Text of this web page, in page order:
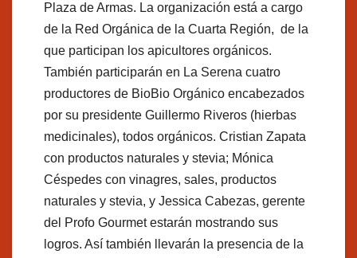
Plaza de Armas. La organización está a cargo
de la Red Orgánica de la Cuarta Región, de la
que participan los apicultores orgánicos.
También participarán en La Serena cuatro
productores de BioBio Orgánico encabezados
por su presidente Guillermo Riveros (hierbas
medicinales), todos orgánicos. Cristian Zapata
con productos naturales y stevia; Mónica
Céspedes con vinagres, sales, productos
naturales y stevia, y Jessica Cabezas, gerente
del Profo Gourmet estarán mostrando sus
logros. Así también llevarán la presencia de la